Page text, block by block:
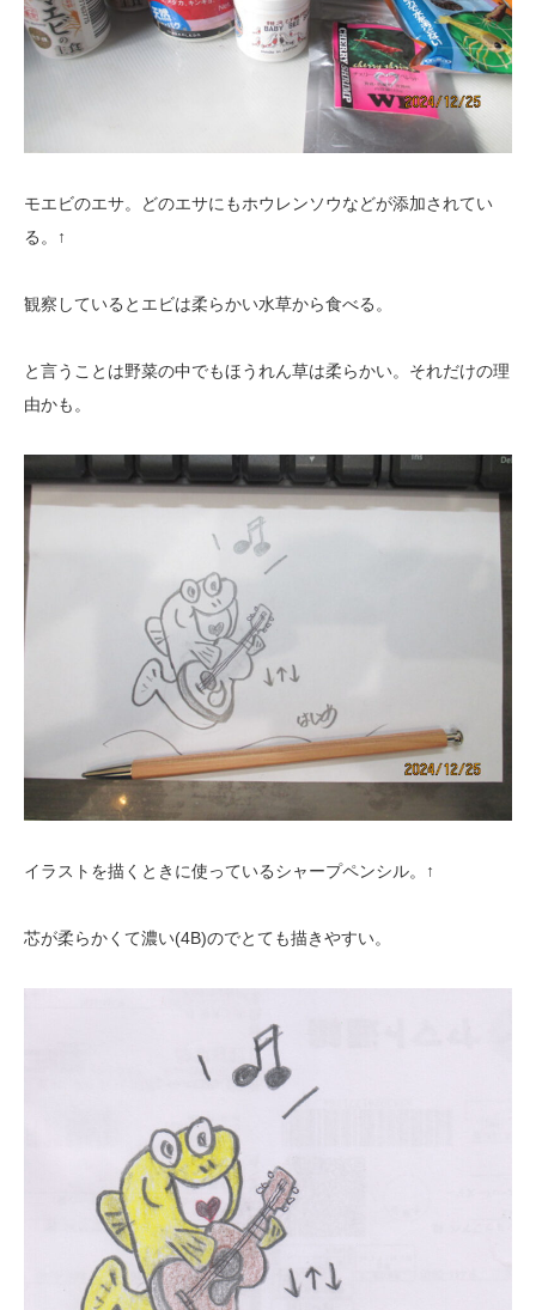
モエビのエサ。どのエサにもホウレンソウなどが添加されてい
る。↑
観察しているとエビは柔らかい水草から食べる。
と言うことは野菜の中でもほうれん草は柔らかい。それだけの理
由かも。
イラストを描くときに使っているシャープペンシル。↑
芯が柔らかくて濃い(4B)のでとても描きやすい。